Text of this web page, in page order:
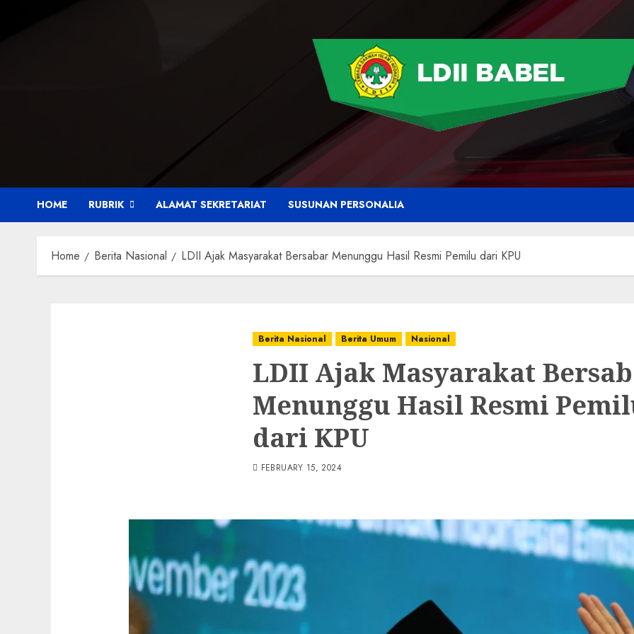
HOME RUBRIK ALAMAT SEKRETARIAT SUSUNAN PERSONALIA
Home Berita Nasional LDII Ajak Masyarakat Bersabar Menunggu Hasil Resmi Pemilu dari KPU
Berita Nasional Berita Umum Nasional
LDII Ajak Masyarakat
Menunggu Hasil Resmi
dari KPU
FEBRUARY 15, 2024